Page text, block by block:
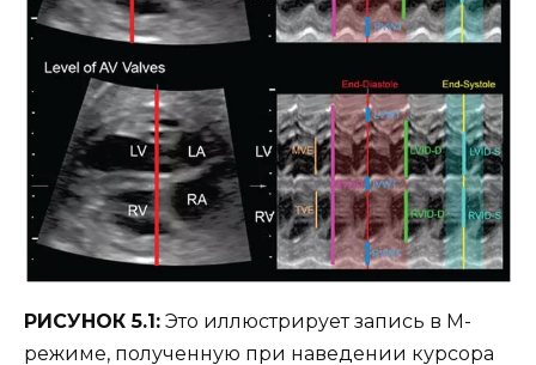
РИСУНОК 5.1: Это иллюстрирует запись в М-
режиме, полученную при наведении курсора